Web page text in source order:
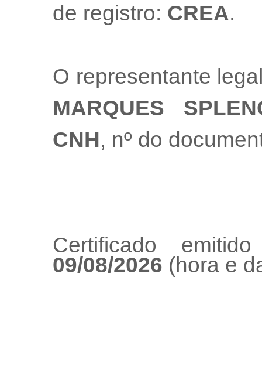
de registro: CREA.
O representante
MARQUES
CNH, nº do
Certificado
09/08/2026 (hora e